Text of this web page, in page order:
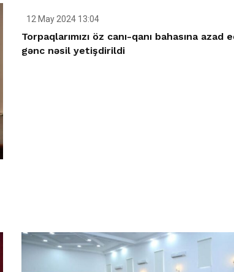
12 May 2024 13:04
Torpaqlarımızı öz canı-qanı bahasına azad
gənc nəsil yetişdirildi